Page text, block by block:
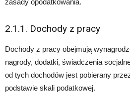
2.1.1. Dochody z pracy
Dochody z pracy obejmują
nagrody, dodatki, świadczenia
od tych dochodów jest pobierany
podstawie skali podatkowej.